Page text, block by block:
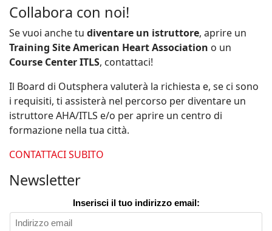
Collabora con noi!
Se vuoi anche tu diventare un istruttore, aprire un
Training Site American Heart Association o un
Course Center ITLS, contattaci!
Il Board di Outsphera valuterà la richiesta e, se ci sono
i requisiti, ti assisterà nel percorso per diventare un
istruttore AHA/ITLS e/o per aprire un centro di
formazione nella tua città.
CONTATTACI SUBITO
Newsletter
Inserisci il tuo indirizzo email: